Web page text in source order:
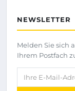
NEWSLETTER
Melden Sie sich
Ihrem Postfach
Ihre E-Mail-